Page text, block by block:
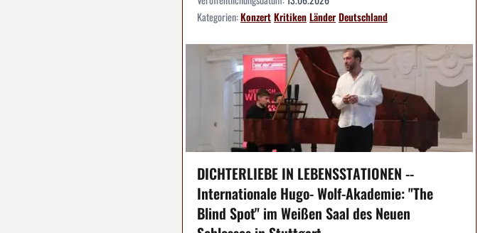
Kategorien:KonzertKritikenLänderDeutschland
DICHTERLIEBE IN LEBENSSTATIONEN --
Internationale Hugo- Wolf-Akademie: "The
Blind Spot" im Weißen Saal des Neuen